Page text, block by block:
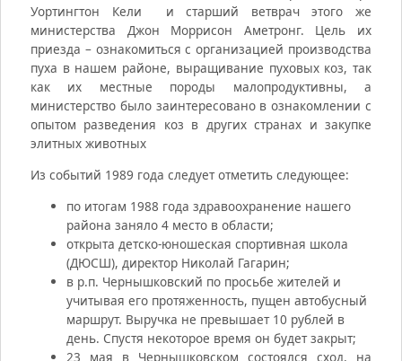
Уортингтон Кели и старший ветврач этого же
министерства Джон Моррисон Аметронг. Цель их
приезда – ознакомиться с организацией производства
пуха в нашем районе, выращивание пуховых коз, так
как их местные породы малопродуктивны, а
министерство было заинтересовано в ознакомлении с
опытом разведения коз в других странах и закупке
элитных животных
Из событий 1989 года следует отметить следующее:
по итогам 1988 года здравоохранение нашего
района заняло 4 место в области;
открыта детско-юношеская спортивная школа
(ДЮСШ), директор Николай Гагарин;
в р.п. Чернышковский по просьбе жителей и
учитывая его протяженность, пущен автобусный
маршрут. Выручка не превышает 10 рублей в
день. Спустя некоторое время он будет закрыт;
23 мая в Чернышковском состоялся сход, на